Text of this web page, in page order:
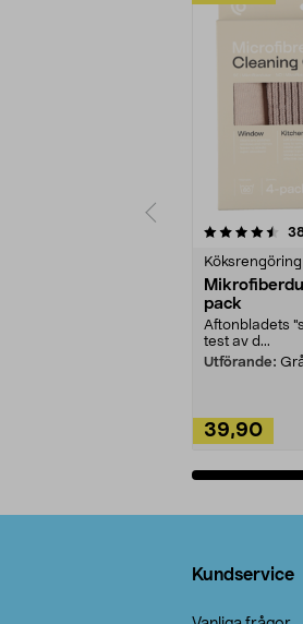
pack
Aftonbladets
test av d...
Utförande:
39,90
Kundservice